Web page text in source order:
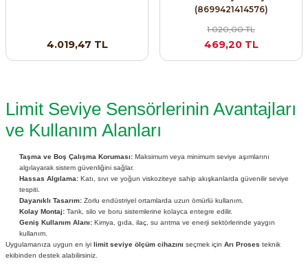
Şalterleri
SIMATIC SAFETY
SIMATIC TIA PORTAL HMI Yazılımları
SIMOTION Hareket Kontrol Üniteleri
WinCC Unified Runtime Yazılımları
4.019,47 TL
(8699421414576)
1.020,00 TL
469,20 TL
Limit Seviye Sensörlerinin Avantajları
ve Kullanım Alanları
Taşma ve Boş Çalışma Koruması: Maksimum veya minimum seviye aşımlarını
algılayarak sistem güvenliğini sağlar.
Hassas Algılama: Katı, sıvı ve yoğun viskoziteye sahip akışkanlarda güvenilir seviye
tespiti.
Dayanıklı Tasarım: Zorlu endüstriyel ortamlarda uzun ömürlü kullanım.
Kolay Montaj: Tank, silo ve boru sistemlerine kolayca entegre edilir.
Geniş Kullanım Alanı: Kimya, gıda, ilaç, su arıtma ve enerji sektörlerinde yaygın
kullanım.
Uygulamanıza uygun en iyi limit seviye ölçüm cihazını seçmek için Arı Proses teknik
ekibinden destek alabilirsiniz.